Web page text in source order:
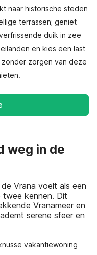
naar historische steden
terrassen; geniet
duik in zee
en kies een last
zorgen van deze
weg in de
Vrana voelt als een
twee kennen. Dit
Vranameer en
serene sfeer en
vakantiewoning